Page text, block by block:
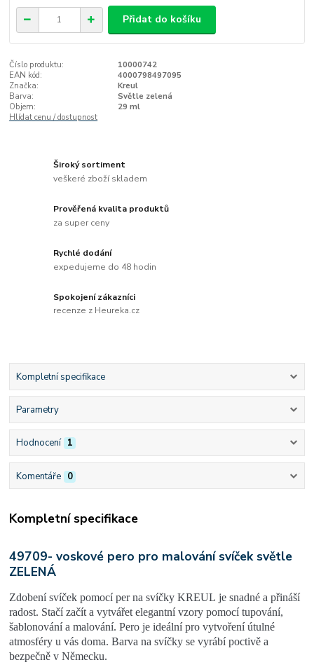
Přidat do košíku
Číslo produktu:
10000742
EAN kód:
4000798497095
Značka:
Kreul
Barva:
Světle zelená
Objem:
29 ml
Hlídat cenu / dostupnost
Široký sortiment
veškeré zboží skladem
Prověřená kvalita produktů
za super ceny
Rychlé dodání
expedujeme do 48 hodin
Spokojení zákazníci
recenze z Heureka.cz
Kompletní specifikace
Parametry
Hodnocení 1
Komentáře 0
Kompletní specifikace
49709- voskové pero pro malování svíček světle
ZELENÁ
Zdobení svíček pomocí per na svíčky KREULje snadné a přináší
radost. Stačí začít a vytvářet elegantní vzory pomocítupování,
šablonování a malování. Pero je ideální pro vytvoření útulné
atmosféry u vás doma. Barva na svíčky se vyrábí poctivě a
bezpečně v Německu.